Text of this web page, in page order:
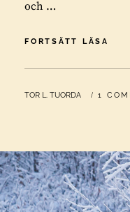
och …
FORTSÄTT LÄSA
BY
TOR L. TUORDA 1